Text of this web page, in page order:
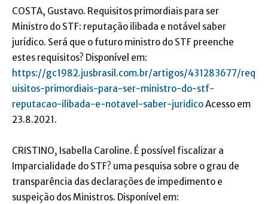
COSTA, Gustavo. Requisitos primordiais para ser
Ministro do STF: reputação ilibada e notável saber
jurídico. Será que o futuro ministro do STF preenche
estes requisitos? Disponível em:
https://gc1982.jusbrasil.com.br/artigos/431283677/req
uisitos-primordiais-para-ser-ministro-do-stf-
reputacao-ilibada-e-notavel-saber-juridicoAcesso em
23.8.2021.
CRISTINO, Isabella Caroline. É possível fiscalizar a
Imparcialidade do STF? uma pesquisa sobre o grau de
transparência das declarações de impedimento e
suspeição dos Ministros. Disponível em: